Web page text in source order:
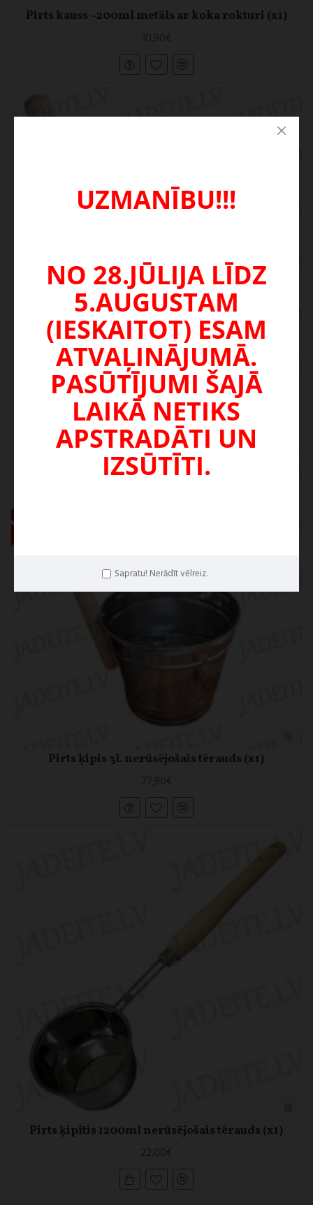
UZMANĪBU!!!
NO 28.JŪLIJA LĪDZ
5.AUGUSTAM
(IESKAITOT) ESAM
ATVAĻINĀJUMĀ.
PASŪTĪJUMI ŠAJĀ
LAIKĀ NETIKS
APSTRADĀTI UN
IZSŪTĪTI.
Sapratu! Nerādīt vēlreiz.
Pirts kauss ~200ml metāls ar koka rokturi (x1)
Pirts ķipis 2L nerūsējošais tērauds (x1)
24,90€
Nav pieejams
Pirts ķipis 3L nerūsējošais tērauds (x1)
Pirts ķipītis 1200ml nerūsējošais tērauds (x1)